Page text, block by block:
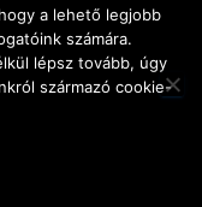
KIADVÁNYOK HÍREK
MAGYAR
a lehető legjobb
számára.
lépsz tovább, úgy
származó cookie-